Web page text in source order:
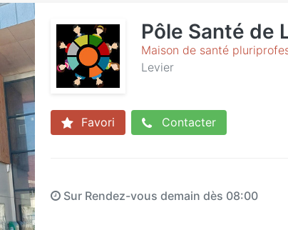
Pôle Santé de
Maison de santé
Levier
Favori Contacter
Sur Rendez-vous demain dès 08:00